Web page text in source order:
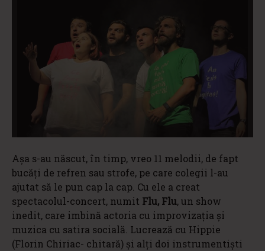
Aşa s-au născut, în timp, vreo 11 melodii, de fapt
bucăţi de refren sau strofe, pe care colegii l-au
ajutat să le pun cap la cap. Cu ele a creat
spectacolul-concert, numit Flu, Flu, un show
inedit, care imbină actoria cu improvizaţia şi
muzica cu satira socială. Lucrează cu Hippie
(Florin Chiriac- chitară) şi alţi doi instrumentişti